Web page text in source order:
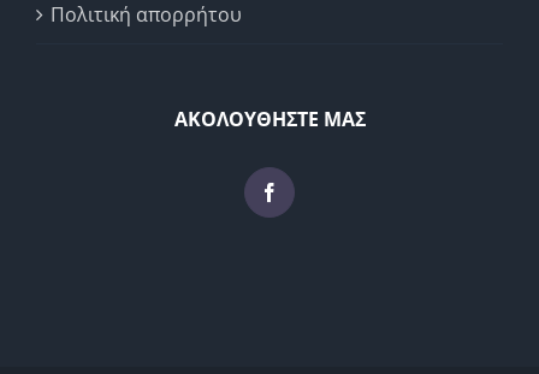
Πολιτική απορρήτου
ΑΚΟΛΟΥΘΗΣΤΕ ΜΑΣ